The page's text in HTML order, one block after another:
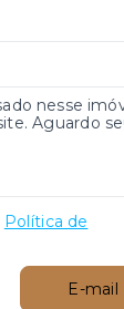
Política de
E-mail